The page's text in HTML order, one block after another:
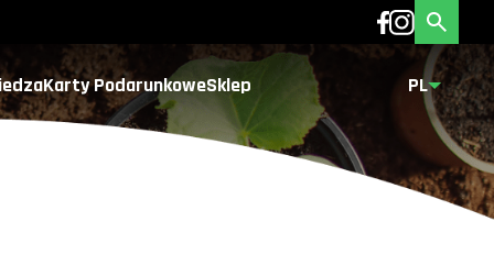
Karty PodarunkoweSklep PL